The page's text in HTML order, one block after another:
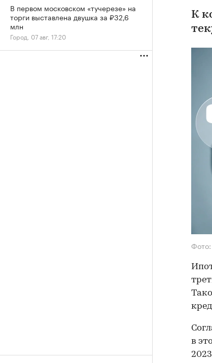
К
в
В первом московском «тучерезе» на
торги выставлена двушка за ₽32,6
млн
Город, 07 авг, 17:20